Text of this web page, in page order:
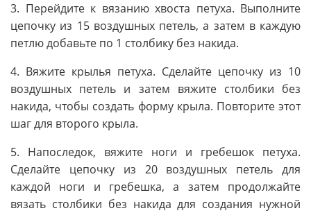
3. Перейдите к вязанию хвоста петуха. Выполните
цепочку из 15 воздушных петель, а затем в каждую
петлю добавьте по 1 столбику без накида.
4. Вяжите крылья петуха. Сделайте цепочку из 10
воздушных петель и затем вяжите столбики без
накида, чтобы создать форму крыла. Повторите этот
шаг для второго крыла.
5. Напоследок, вяжите ноги и гребешок петуха.
Сделайте цепочку из 20 воздушных петель для
каждой ноги и гребешка, а затем продолжайте
вязать столбики без накида для создания нужной